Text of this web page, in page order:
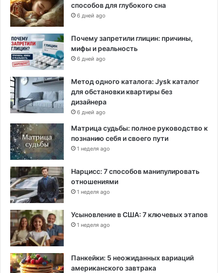
я
з
н
е
н
и
о
к
е
а
а
способов для глубокого сна
6 дней ago
Почему запретили глицин: причины,
мифы и реальность
6 дней ago
Метод одного каталога: Jysk каталог
для обстановки квартиры без
дизайнера
6 дней ago
Матрица судьбы: полное руководство к
познанию себя и своего пути
1 неделя ago
Нарцисс: 7 способов манипулировать
отношениями
1 неделя ago
Усыновление в США: 7 ключевых этапов
1 неделя ago
Панкейки: 5 неожиданных вариаций
американского завтрака